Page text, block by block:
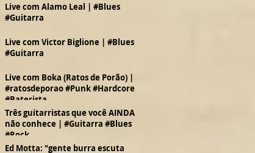
Live com Alamo Leal | #Blues
#Guitarra
Live com Victor Biglione | #Blues
#Guitarra
Live com Boka (Ratos de Porão) |
#ratosdeporao #Punk #Hardcore
#Baterista
Três guitarristas que você AINDA
não conhece | #Guitarra #Blues
#Rock
Ed Motta: "gente burra escuta